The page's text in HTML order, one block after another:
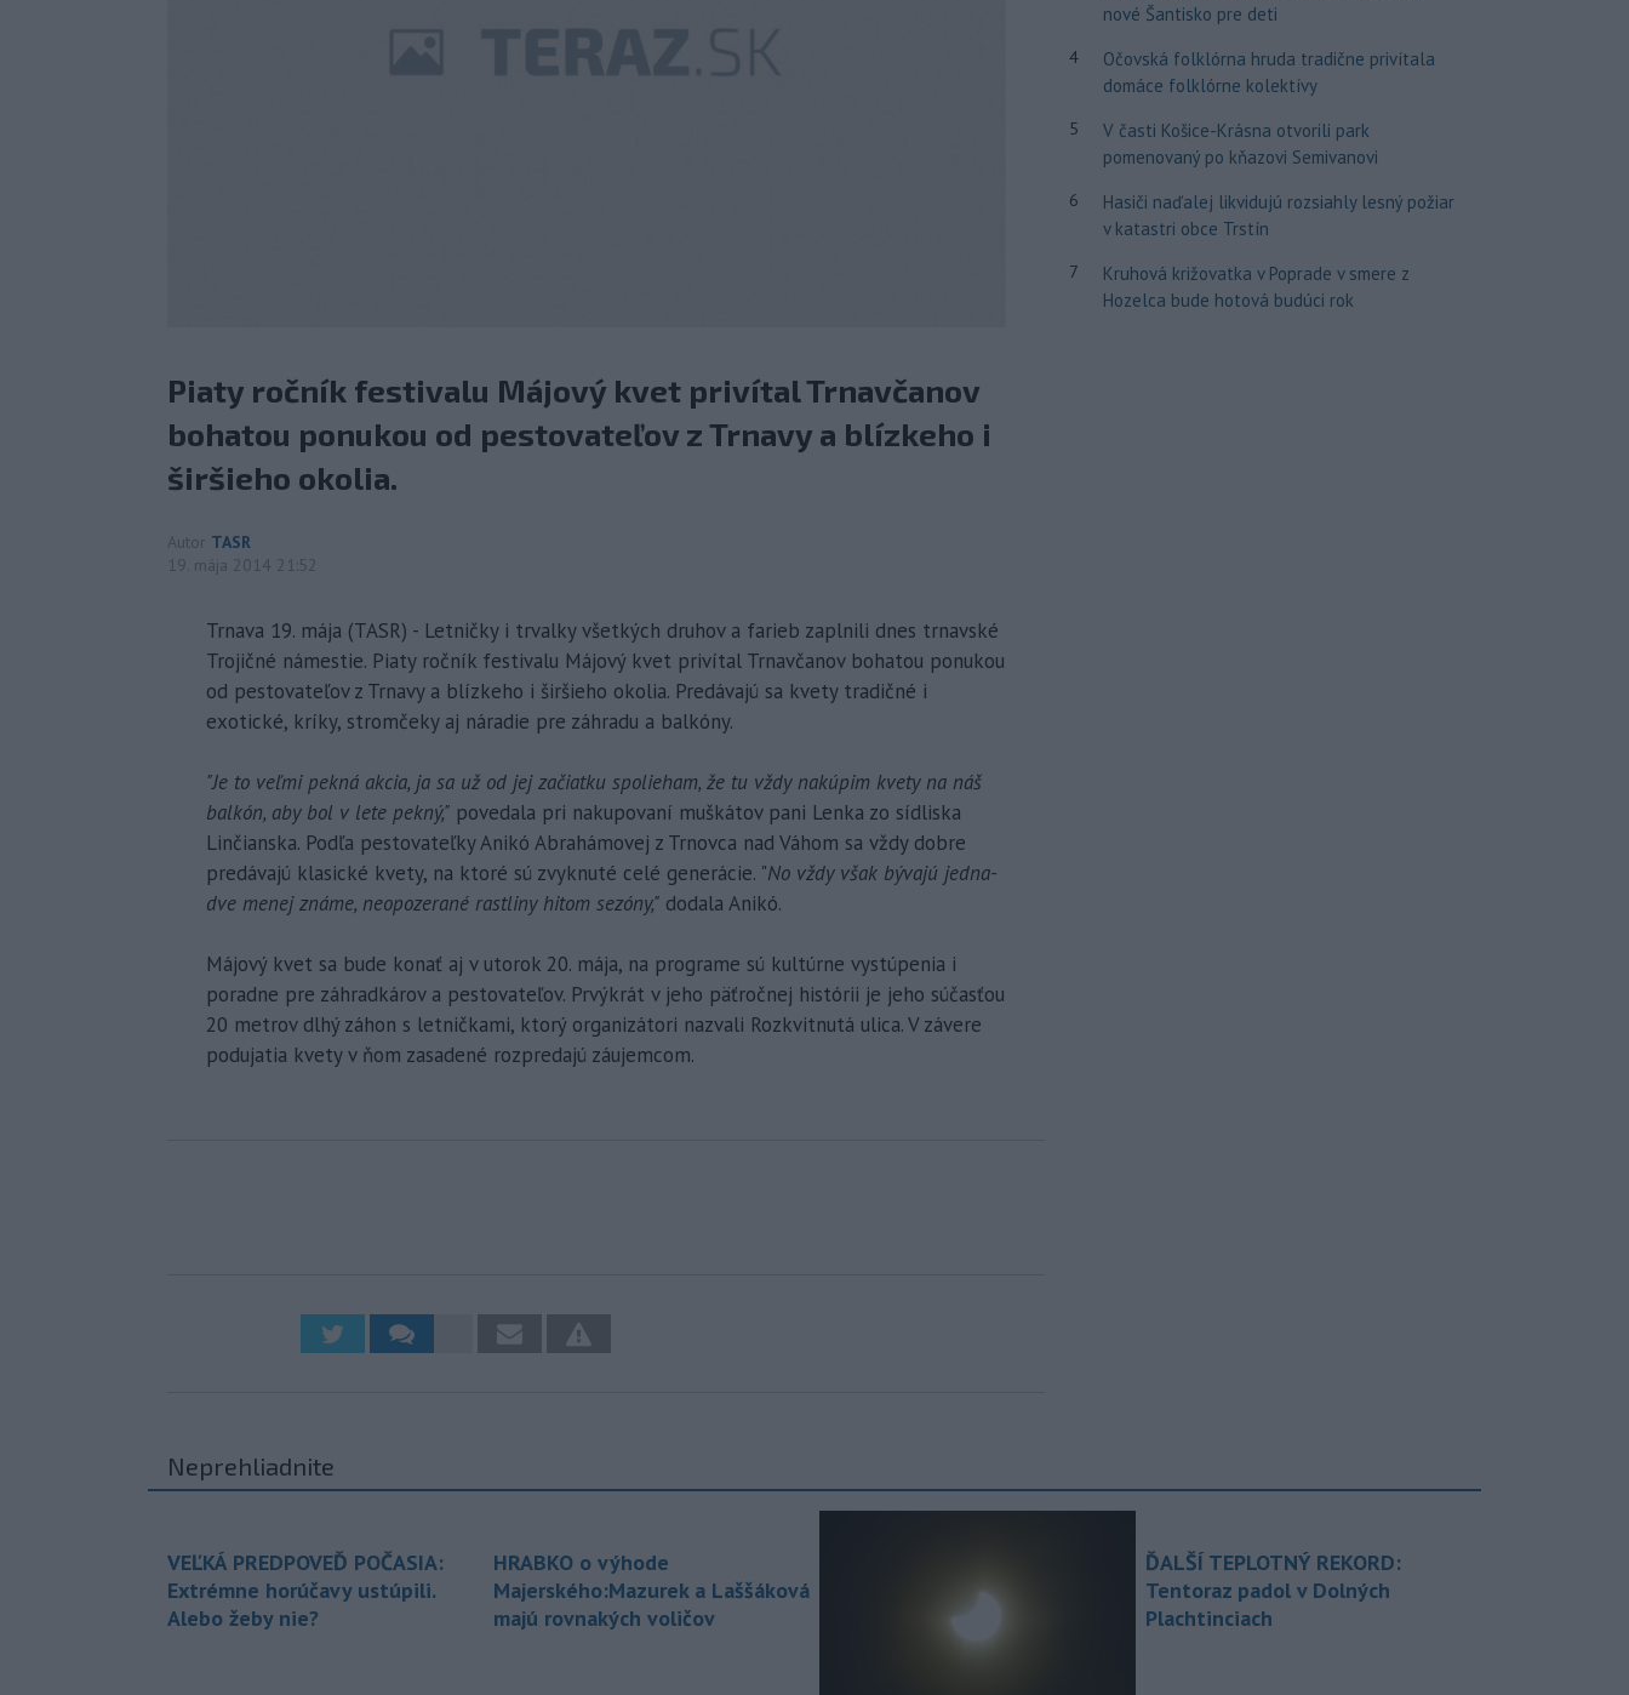
Piaty ročník festivalu Májový kvet privítal Trnavčanov
bohatou ponukou od pestovateľov z Trnavy a blízkeho i
širšieho okolia.
Autor TASR
19. mája 2014 21:52
Trnava 19. mája (TASR) - Letničky i trvalky všetkých druhov a farieb zaplnili dnes trnavské
Trojičné námestie. Piaty ročník festivalu Májový kvet privítal Trnavčanov bohatou ponukou
od pestovateľov z Trnavy a blízkeho i širšieho okolia. Predávajú sa kvety tradičné i
exotické, kríky, stromčeky aj náradie pre záhradu a balkóny.
"Je to veľmi pekná akcia, ja sa už od jej začiatku spolieham, že tu vždy nakúpim kvety na náš
balkón, aby bol v lete pekný," povedala pri nakupovaní muškátov pani Lenka zo sídliska
Linčianska. Podľa pestovateľky Anikó Abrahámovej z Trnovca nad Váhom sa vždy dobre
predávajú klasické kvety, na ktoré sú zvyknuté celé generácie. "No vždy však bývajú jedna-
dve menej známe, neopozerané rastliny hitom sezóny," dodala Anikó.
Májový kvet sa bude konať aj v utorok 20. mája, na programe sú kultúrne vystúpenia i
poradne pre záhradkárov a pestovateľov. Prvýkrát v jeho päťročnej histórii je jeho súčasťou
20 metrov dlhý záhon s letničkami, ktorý organizátori nazvali Rozkvitnutá ulica. V závere
podujatia kvety v ňom zasadené rozpredajú záujemcom.
nové Šantisko pre deti
4
Očovská folklórna hruda tradične privítala
domáce folklórne kolektívy
5
V časti Košice-Krásna otvorili park
pomenovaný po kňazovi Semivanovi
6
Hasiči naďalej likvidujú rozsiahly lesný požiar
v katastri obce Trstín
7
Kruhová križovatka v Poprade v smere z
Hozelca bude hotová budúci rok
Neprehliadnite
VEĽKÁ PREDPOVEĎ POČASIA:
Extrémne horúčavy ustúpili.
Alebo žeby nie?
HRABKO o výhode
Majerského:Mazurek a Laššáková
majú rovnakých voličov
ĎALŠÍ TEPLOTNÝ REKORD:
Tentoraz padol v Dolných
Plachtinciach